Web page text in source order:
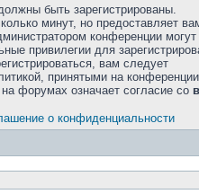
быть зарегистрированы.
минут, но предоставляет
конференции
привилегии для
вам следует
принятыми на
форумах означает согласие со
о конфиденциальности